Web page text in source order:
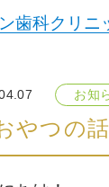
歯科クリニ
お知
やつの話